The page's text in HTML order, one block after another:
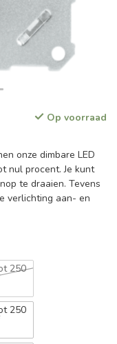
Op voorraad
onze dimbare LED
nul procent. Je kunt
te draaien. Tevens
verlichting aan- en
250
250